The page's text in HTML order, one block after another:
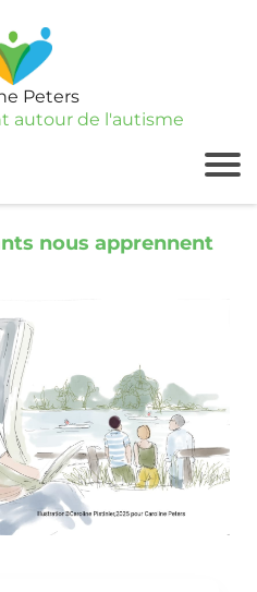
Peters
autour de l'autisme
nous apprennent